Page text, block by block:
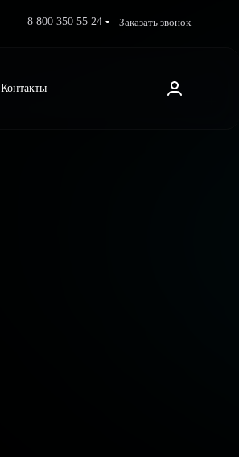
8 800 350 55 24 Заказать звонок
Контакты